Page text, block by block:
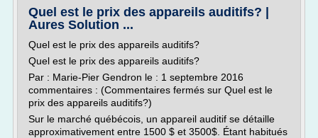
Quel est le prix des appareils auditifs? |
Aures Solution ...
Quel est le prix des appareils auditifs?
Quel est le prix des appareils auditifs?
Par : Marie-Pier Gendron le : 1 septembre 2016
commentaires : (Commentaires fermés sur Quel est le
prix des appareils auditifs?)
Sur le marché québécois, un appareil auditif se détaille
approximativement entre 1500 $ et 3500$. Étant habitués